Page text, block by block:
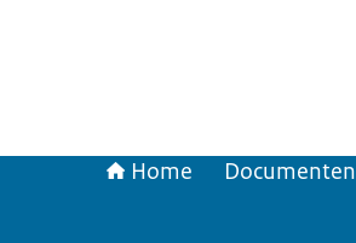
Home Documenten